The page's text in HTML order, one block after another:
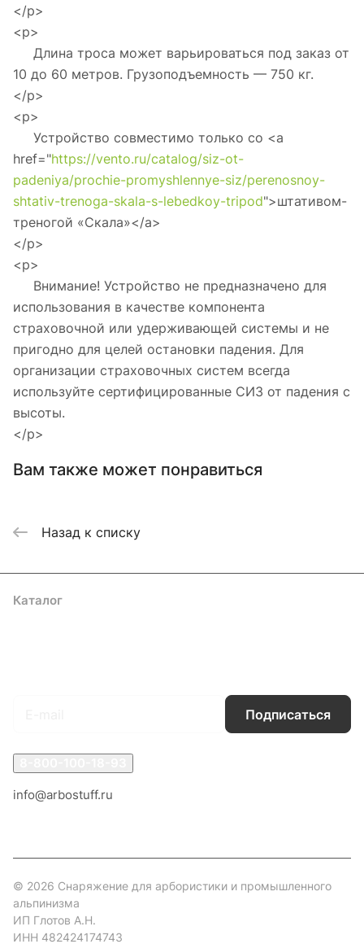
</p>
<p>
Длина троса может варьироваться под заказ от
10 до 60 метров. Грузоподъемность — 750 кг.
</p>
<p>
Устройство совместимо только со <a
href="https://vento.ru/catalog/siz-ot-
padeniya/prochie-promyshlennye-siz/perenosnoy-
shtativ-trenoga-skala-s-lebedkoy-tripod">штативом-
треногой «Скала»</a>
</p>
<p>
Внимание! Устройство не предназначено для
использования в качестве компонента
страховочной или удерживающей системы и не
пригодно для целей остановки падения. Для
организации страховочных систем всегда
используйте сертифицированные СИЗ от падения с
высоты.
</p>
Вам также может понравиться
Назад к списку
Каталог
Подписаться
info@arbostuff.ru
© 2026 Снаряжение для арбористики и промышленного
альпинизма
ИП Глотов А.Н.
ИНН 482424174743